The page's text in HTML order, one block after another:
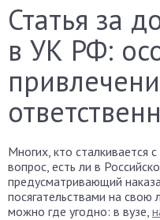
Статья за
в УК РФ:
Многих, кто сталкивается
вопрос, есть ли в
предусматривающий
посягательствами на
можно где угодно: в вузе,